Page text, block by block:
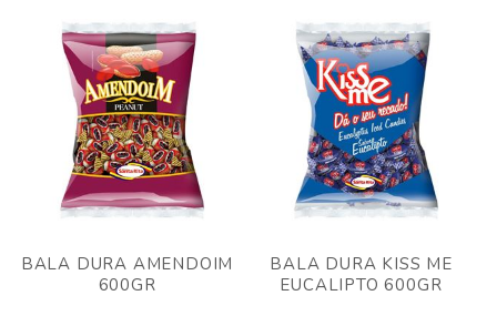
BALA DURA AMENDOIM
600GR
BALA DURA KISS ME
EUCALIPTO 600GR